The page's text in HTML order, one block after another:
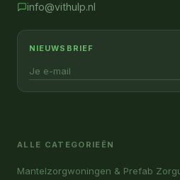
info@vithulp.nl
NIEUWSBRIEF
ALLE CATEGORIEËN
Mantelzorgwoningen & Prefab